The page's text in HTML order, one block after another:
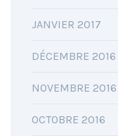
JANVIER 2017
DÉCEMBRE 2016
NOVEMBRE 2016
OCTOBRE 2016